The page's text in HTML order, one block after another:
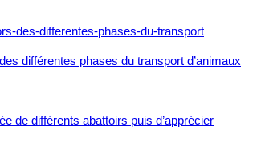
différentes phases du transport d’animaux
de différents abattoirs puis d’apprécier